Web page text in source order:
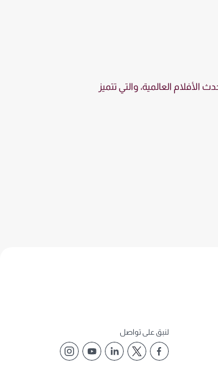
العالمية، والتي تتميز
لنبق على تواصل